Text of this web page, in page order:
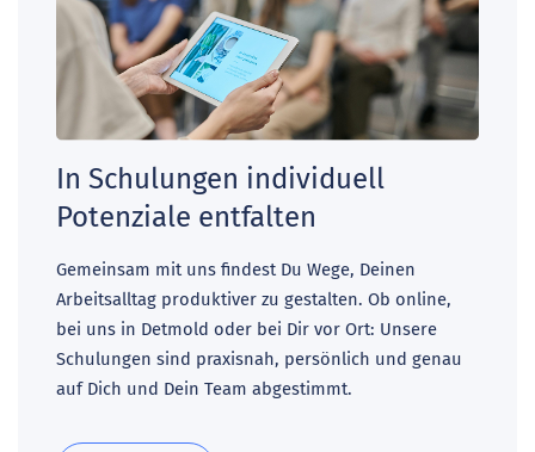
In Schulungen individuell
Potenziale entfalten
Gemeinsam mit uns findest Du Wege, Deinen
Arbeitsalltag produktiver zu gestalten. Ob online,
bei uns in Detmold oder bei Dir vor Ort: Unsere
Schulungen sind praxisnah, persönlich und genau
auf Dich und Dein Team abgestimmt.